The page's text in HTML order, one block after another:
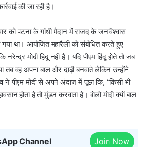
की जा रही है।
को पटना के गांधी मैदान में राजद के जनविश्वास
था। आयोजित महारैली को संबोधित करते हुए
नरेन्द्र मोदी हिंदू नहीं हैं। यदि पीएम हिंदू होते तो जब
तब वह अपना बाल और दाढ़ी बनवाते लेकिन उन्होंने
ने पीएम मोदी से अपने अंदाज में पूछा कि, “किसी भी
होता है तो मुंडन करवाता है। बोलो मोदी क्यों बाल
Channel Join Now